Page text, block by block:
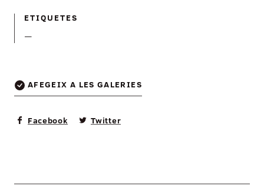
ETIQUETES
—
AFEGEIX A LES GALERIES
Facebook Twitter